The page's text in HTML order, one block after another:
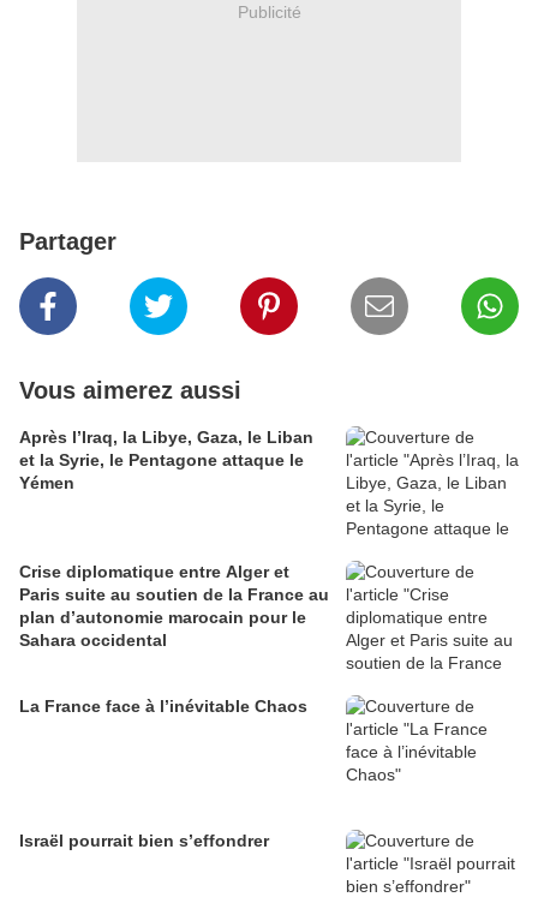
Publicité
Partager
Vous aimerez aussi
Après l’Iraq, la Libye, Gaza, le Liban
et la Syrie, le Pentagone attaque le
Yémen
Crise diplomatique entre Alger et
Paris suite au soutien de la France au
plan d’autonomie marocain pour le
Sahara occidental
La France face à l’inévitable Chaos
Israël pourrait bien s’effondrer